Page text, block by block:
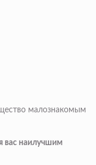
малознакомым
вас наилучшим